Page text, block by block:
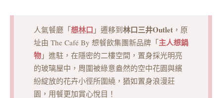
人氣餐廳「想林口 」遷移到林口三井Outlet ，原
址由 The Café By 想餐飲集團新品牌「主人想鍋
物 」進駐，在隱密的二樓空間，置身採光明亮
的玻璃屋中，周圍被綠意盎然的空中花園與繽
紛綻放的花卉小徑所圍繞，猶如置身浪漫莊
園，用餐更加賞心悅目！